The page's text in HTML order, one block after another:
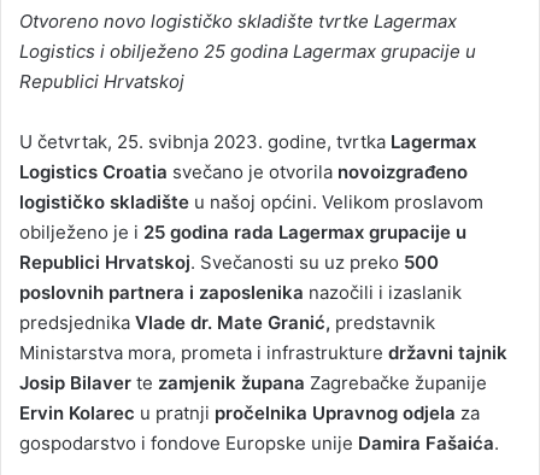
Otvoreno novo logističko skladište tvrtke Lagermax
Logistics i obilježeno 25 godina Lagermax grupacije u
Republici Hrvatskoj
U četvrtak, 25. svibnja 2023. godine, tvrtka Lagermax
Logistics Croatia svečano je otvorila novoizgrađeno
logističko skladište u našoj općini. Velikom proslavom
obilježeno je i 25 godina rada Lagermax grupacije u
Republici Hrvatskoj. Svečanosti su uz preko 500
poslovnih partnera i zaposlenika nazočili i izaslanik
predsjednika Vlade dr. Mate Granić, predstavnik
Ministarstva mora, prometa i infrastrukture državni tajnik
Josip Bilaver te zamjenik župana Zagrebačke županije
Ervin Kolarec u pratnji pročelnika Upravnog odjela za
gospodarstvo i fondove Europske unije Damira Fašaića.